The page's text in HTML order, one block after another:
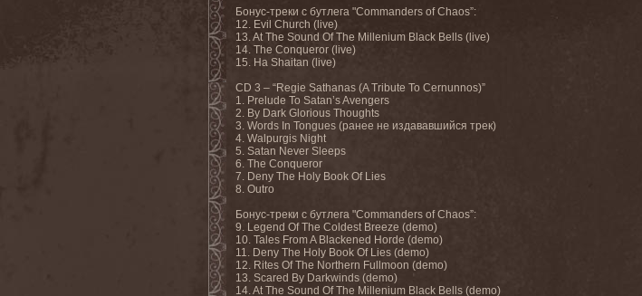
Бонус-треки с бутлега "Commanders of Chaos”:
12. Evil Church (live)
13. At The Sound Of The Millenium Black Bells (live)
14. The Conqueror (live)
15. Ha Shaitan (live)
CD 3 – “Regie Sathanas (A Tribute To Cernunnos)”
1. Prelude To Satan’s Avengers
2. By Dark Glorious Thoughts
3. Words In Tongues (ранее не издававшийся трек)
4. Walpurgis Night
5. Satan Never Sleeps
6. The Conqueror
7. Deny The Holy Book Of Lies
8. Outro
Бонус-треки с бутлега "Commanders of Chaos”:
9. Legend Of The Coldest Breeze (demo)
10. Tales From A Blackened Horde (demo)
11. Deny The Holy Book Of Lies (demo)
12. Rites Of The Northern Fullmoon (demo)
13. Scared By Darkwinds (demo)
14. At The Sound Of The Millenium Black Bells (demo)